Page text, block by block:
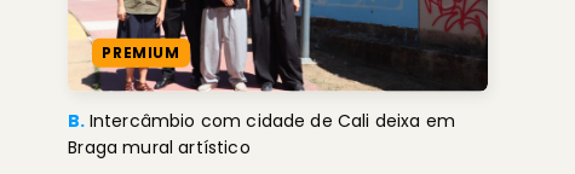
PREMIUM
B. Intercâmbio com cidade de Cali deixa em
Braga mural artístico